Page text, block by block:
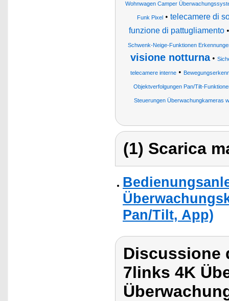
Wohnwagen Camper
Funk Pixel• telecamere di
funzione di pattugliamento
Schwenk-Neige-Funktionen
visione notturna•
telecamere interne•
Objektverfolgungen Pan/Tilt-
Steuerungen Überwachungkameras
(1) Scarica
Pan/Tilt, App)
Discussione
7links 4K